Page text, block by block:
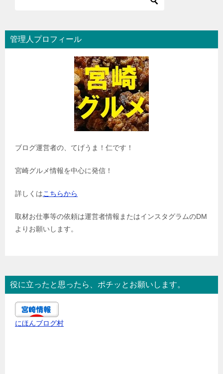
管理人プロフィール
ブログ運営者の、てげうま！仁です！
宮崎グルメ情報を中心に発信！
詳しくはこちらから
取材お仕事等の依頼は運営者情報またはインスタグラムのDM
よりお願いします。
役に立ったと思ったら、ポチッとお願いします。
にほんブログ村